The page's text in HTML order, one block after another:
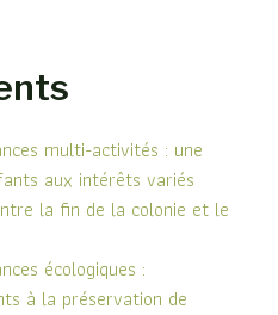
multi-activités : une
aux intérêts variés
la fin de la colonie et le
écologiques :
à la préservation de